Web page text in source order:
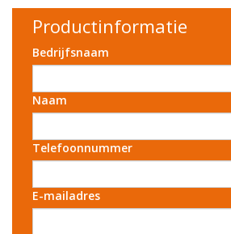
Productinformatie
Bedrijfsnaam
Naam
Telefoonnummer
E-mailadres